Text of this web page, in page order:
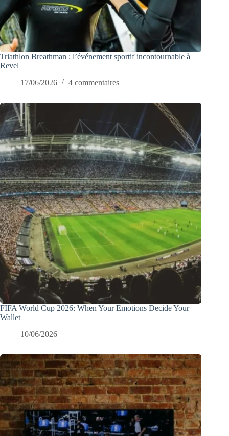
Triathlon Breathman : l’événement sportif incontournable à
Revel
17/06/2026
4 commentaires
FIFA World Cup 2026: When Your Emotions Decide Your
Wallet
10/06/2026